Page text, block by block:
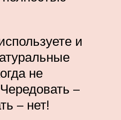
и
не
–
– нет!